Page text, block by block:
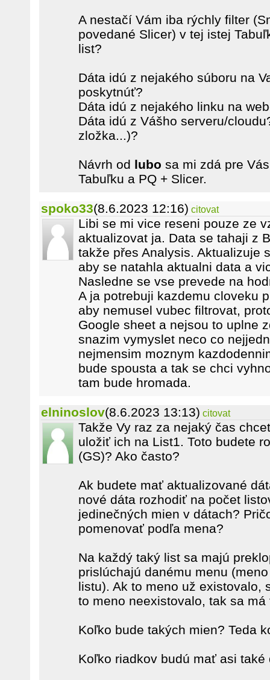
A nestačí Vám iba rýchly filter
povedané Slicer) v tej istej
list?
Dáta idú z nejakého súboru na
poskytnúť?
Dáta idú z nejakého linku na
Dáta idú z Vášho serveru/
zložka...)?
Návrh od lubo sa mi zdá pre
Tabuľku a PQ + Slicer.
spoko33(8.6.2023 12:16) citovat
Libi se mi vice reseni pouze ze
aktualizovat ja. Data se tahaji z
takže přes Analysis. Aktualizuje
aby se natahla aktualni data a
Nasledne se vse prevede na
A ja potrebuji kazdemu cloveku
aby nemusel vubec filtrovat,
Google sheet a nejsou to uplne
snazim vymyslet neco co
nejmensim moznym
bude spousta a tak se chci
tam bude hromada.
elninoslov(8.6.2023 13:13) citovat
Takže Vy raz za nejaký čas
uložiť ich na List1. Toto budete
(GS)? Ako často?
Ak budete mať aktualizované
nové dáta rozhodiť na počet
jedinečných mien v dátach?
pomenovať podľa mena?
Na každý taký list sa majú
prislúchajú danému menu
listu). Ak to meno už existovalo,
to meno neexistovalo, tak sa
Koľko bude takých mien? Teda
Koľko riadkov budú mať asi také